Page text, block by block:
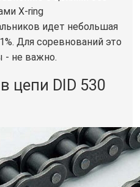
X-ring
идет небольшая
Для соревнований это
- не важно.
цепи DID 530